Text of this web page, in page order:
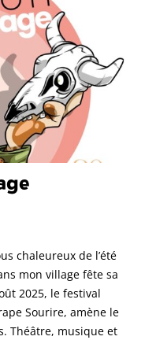
chaleureux de l’été
mon village fête sa
2025, le festival
Sourire, amène le
Théâtre, musique et